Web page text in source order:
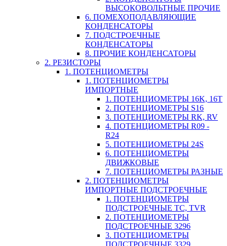
ВЫСОКОВОЛЬТНЫЕ ПРОЧИЕ
6. ПОМЕХОПОДАВЛЯЮЩИЕ
КОНДЕНСАТОРЫ
7. ПОДСТРОЕЧНЫЕ
КОНДЕНСАТОРЫ
8. ПРОЧИЕ КОНДЕНСАТОРЫ
2. РЕЗИСТОРЫ
1. ПОТЕНЦИОМЕТРЫ
1. ПОТЕНЦИОМЕТРЫ
ИМПОРТНЫЕ
1. ПОТЕНЦИОМЕТРЫ 16K, 16T
2. ПОТЕНЦИОМЕТРЫ S16
3. ПОТЕНЦИОМЕТРЫ RK, RV
4. ПОТЕНЦИОМЕТРЫ R09 -
R24
5. ПОТЕНЦИОМЕТРЫ 24S
6. ПОТЕНЦИОМЕТРЫ
ДВИЖКОВЫЕ
7. ПОТЕНЦИОМЕТРЫ РАЗНЫЕ
2. ПОТЕНЦИОМЕТРЫ
ИМПОРТНЫЕ ПОДСТРОЕЧНЫЕ
1. ПОТЕНЦИОМЕТРЫ
ПОДСТРОЕЧНЫЕ TC, TVR
2. ПОТЕНЦИОМЕТРЫ
ПОДСТРОЕЧНЫЕ 3296
3. ПОТЕНЦИОМЕТРЫ
ПОДСТРОЕЧНЫЕ 3329